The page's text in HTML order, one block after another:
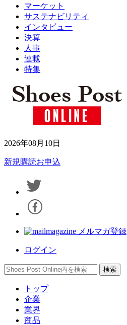
マーケット
サステナビリティ
インタビュー
決算
人事
連載
特集
2026年08月10日
新規購読お申込
メルマガ登録
ログイン
トップ
企業
業界
商品